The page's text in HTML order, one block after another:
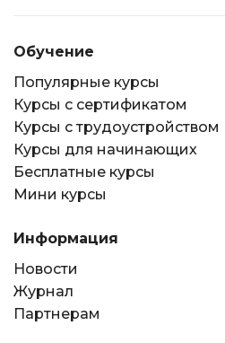
Обучение
Популярные курсы
Курсы с сертификатом
Курсы с трудоустройством
Курсы для начинающих
Бесплатные курсы
Мини курсы
Информация
Новости
Журнал
Партнерам